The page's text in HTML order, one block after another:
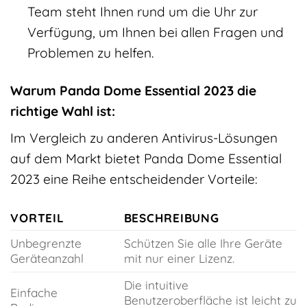
Team steht Ihnen rund um die Uhr zur
Verfügung, um Ihnen bei allen Fragen und
Problemen zu helfen.
Warum Panda Dome Essential 2023 die
richtige Wahl ist:
Im Vergleich zu anderen Antivirus-Lösungen
auf dem Markt bietet Panda Dome Essential
2023 eine Reihe entscheidender Vorteile:
VORTEIL
BESCHREIBUNG
Unbegrenzte
Geräteanzahl
Schützen Sie alle Ihre Geräte
mit nur einer Lizenz.
Einfache
Die intuitive
Benutzeroberfläche ist leicht zu